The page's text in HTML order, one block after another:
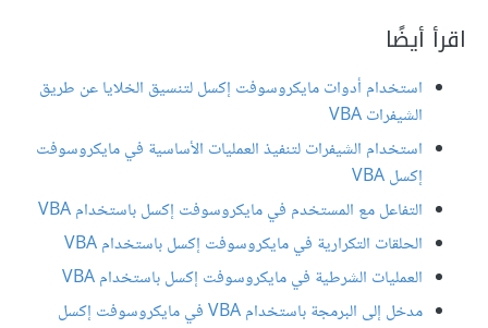
اقرأ أيضًا
استخدام أدوات مايكروسوفت إكسل لتنسيق الخلايا عن طريق
الشيفرات VBA
استخدام الشيفرات لتنفيذ العمليات الأساسية في مايكروسوفت
إكسل VBA
التفاعل مع المستخدم في مايكروسوفت إكسل باستخدام VBA
الحلقات التكرارية في مايكروسوفت إكسل باستخدام VBA
العمليات الشرطية في مايكروسوفت إكسل باستخدام VBA
مدخل إلى البرمجة باستخدام VBA في مايكروسوفت إكسل